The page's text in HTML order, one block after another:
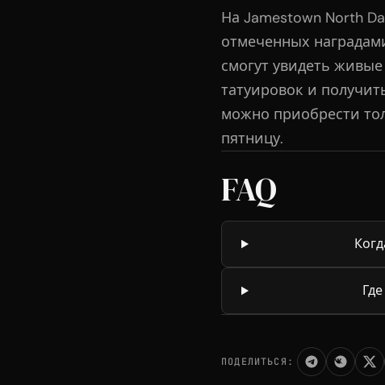
На Jamestown North
отмеченных
смогут увидеть
татуировок и
можно приобрести
пятницу.
FAQ
ПОДЕЛИТЬСЯ: